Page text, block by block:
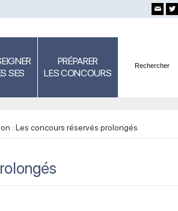
SES
PRÉPARER
LES CONCOURS
: Les concours réservés prolongés